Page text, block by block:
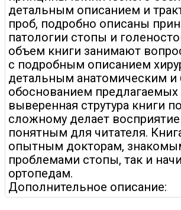
детальным описанием и
проб, подробно описаны
патологии стопы и
объем книги занимают
с подробным описанием
детальным анатомическим и
обоснованием
выверенная струтура книги
сложному делает
понятным для читателя.
опытным докторам,
проблемами стопы, так и
ортопедам.
Дополнительное описание: